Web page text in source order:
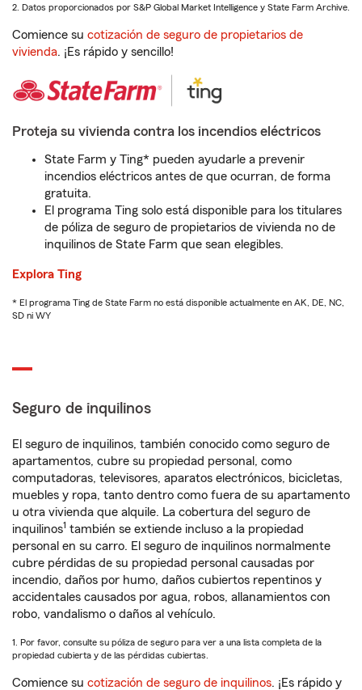
2. Datos proporcionados por S&P Global Market Intelligence y State Farm Archive.
Comience su cotización de seguro de propietarios de
vivienda. ¡Es rápido y sencillo!
Proteja su vivienda contra los incendios eléctricos
State Farm y Ting* pueden ayudarle a prevenir
incendios eléctricos antes de que ocurran, de forma
gratuita.
El programa Ting solo está disponible para los titulares
de póliza de seguro de propietarios de vivienda no de
inquilinos de State Farm que sean elegibles.
Explora Ting
* El programa Ting de State Farm no está disponible actualmente en AK, DE, NC,
SD ni WY
Seguro de inquilinos
El seguro de inquilinos, también conocido como seguro de
apartamentos, cubre su propiedad personal, como
computadoras, televisores, aparatos electrónicos, bicicletas,
muebles y ropa, tanto dentro como fuera de su apartamento
u otra vivienda que alquile. La cobertura del seguro de
inquilinos1 también se extiende incluso a la propiedad
personal en su carro. El seguro de inquilinos normalmente
cubre pérdidas de su propiedad personal causadas por
incendio, daños por humo, daños cubiertos repentinos y
accidentales causados por agua, robos, allanamientos con
robo, vandalismo o daños al vehículo.
1. Por favor, consulte su póliza de seguro para ver a una lista completa de la
propiedad cubierta y de las pérdidas cubiertas.
Comience su cotización de seguro de inquilinos. ¡Es rápido y